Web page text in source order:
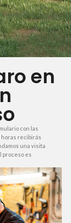
tratado puede
de 4×4 metros en
profesional y
en
con las
horas recibirás
una visita
proceso es